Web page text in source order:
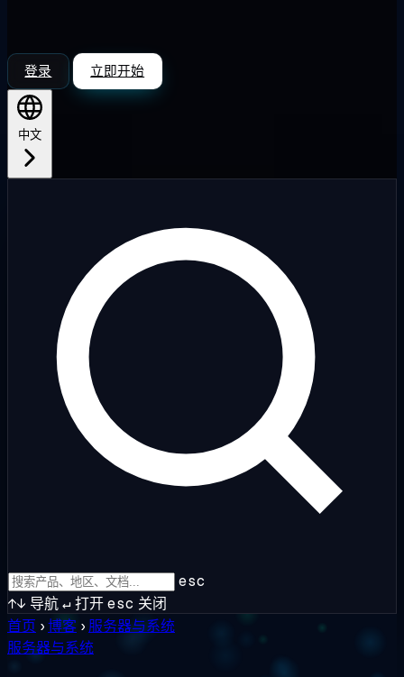
登录 立即开始
中文
esc
↑↓ 导航↵打开esc 关闭
首页 ›博客 › 服务器与系统
服务器与系统